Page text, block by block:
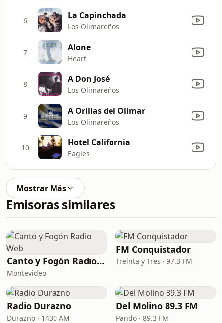
6 La Capinchada
Los Olimareños
7 Alone
Heart
8 A Don José
Los Olimareños
9 A Orillas del Olimar
Los Olimareños
10 Hotel California
Eagles
Mostrar Más
Emisoras similares
Canto y Fogón Radio Web
Montevideo
FM Conquistador
Treinta y Tres · 97.3 FM
Radio Durazno
Durazno · 1430 AM
Del Molino 89.3 FM
Pando · 89.3 FM